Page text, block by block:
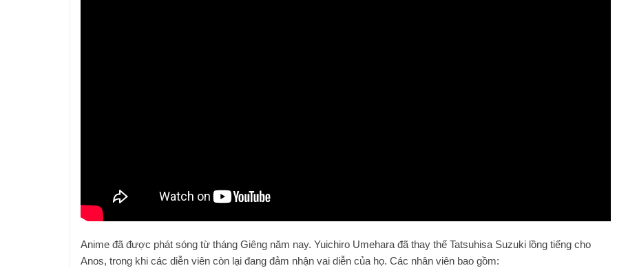
Anime đã được phát sóng từ tháng Giêng năm nay. Yuichiro Umehara đã thay thế Tatsuhisa Suzuki lồng tiếng cho
Anos, trong khi các diễn viên còn lại đang đảm nhận vai diễn của họ. Các nhân viên bao gồm: